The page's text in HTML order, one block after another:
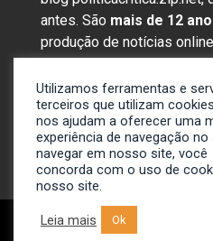
antes. São mais de 12
produção de notícias
assuntos mais
Sobre nós
Anunciar
Contato
© 2009-2024. Portal
Notícias.
Utilizamos ferramentas e
terceiros que utilizam
nos ajudam a oferecer uma
experiência de navegação no
navegar em nosso site, você
concorda com o uso de
nosso site.
Leia mais Ok